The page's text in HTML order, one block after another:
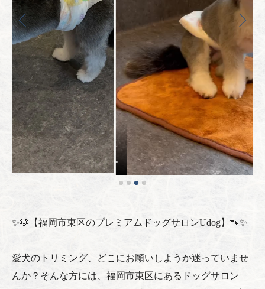
✨🐶【福岡市東区のプレミアムドッグサロンUdog】🐾✨
愛犬のトリミング、どこにお願いしようか迷っていませ
んか？そんな方には、福岡市東区にあるドッグサロン